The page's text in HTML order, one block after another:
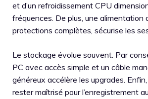
et d’un refroidissement CPU
fréquences. De plus, une alimentation
protections complètes, sécurise les
Le stockage évolue souvent. Par
PC avec accès simple et un câble
généreux accélère les upgrades.
rester maîtrisé pour l’enregistrement